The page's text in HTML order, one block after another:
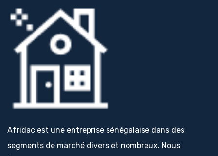
Afridac est une entreprise sénégalaise dans des
segments de marché divers et nombreux. Nous